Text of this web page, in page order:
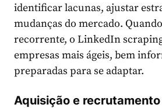
identificar lacunas, ajustar
mudanças do mercado.
recorrente, o LinkedIn
empresas mais ágeis, bem
preparadas para se adaptar.
Aquisição e